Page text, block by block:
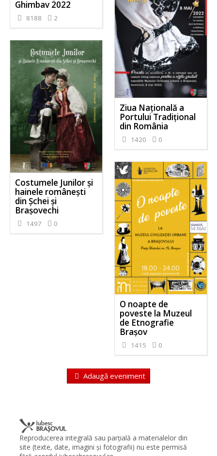
Ghimbav 2022
8188 2
Ziua Națională a
Portului Tradițional
din România
1420 0
Costumele Junilor și
hainele românești
din Șchei și
Brașovechi
1497 0
O noapte de
poveste la Muzeul
de Etnografie
Brașov
1415 0
Adaugă eveniment
Reproducerea integrală sau parţială a materialelor din
site (texte, date, imagini şi fotografii) nu este permisă